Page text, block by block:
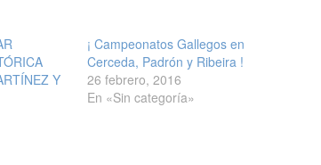
Y
¡ Campeonatos Gallegos en
Cerceda, Padrón y Ribeira !
26 febrero, 2016
En «Sin categoría»